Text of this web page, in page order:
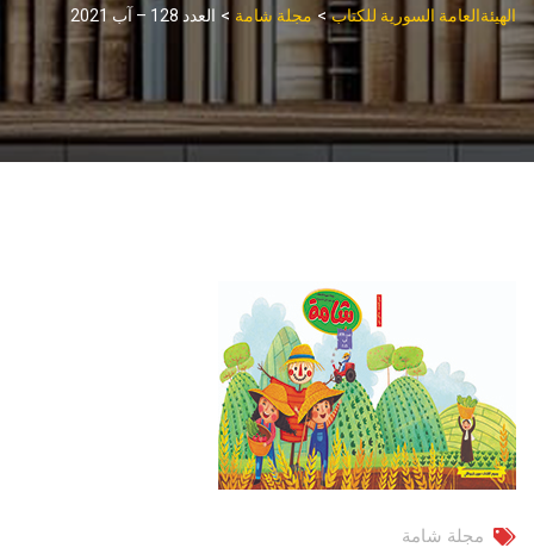
الهيئةالعامة السورية للكتاب>مجلة شامة > العدد 128 – آب 2021
مجلة شامة